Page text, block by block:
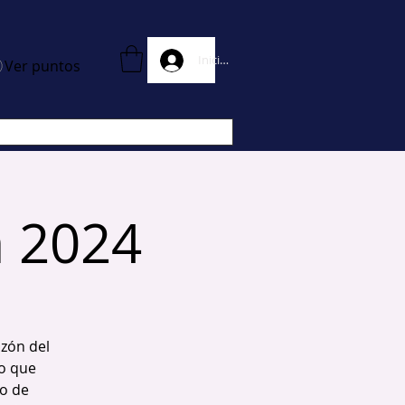
Ver puntos Iniciar Sesion
2024
del
que
de